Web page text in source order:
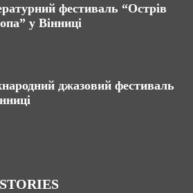
фестиваль “Острів
у Вінниці
джазовий фестиваль